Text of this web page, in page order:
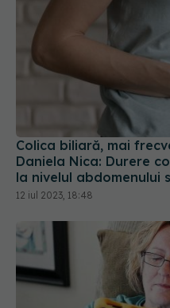
Colica biliară, mai
Daniela Nica: Durere
la nivelul abdomenului
iradia în spate sau la
12 iul 2023, 18:48